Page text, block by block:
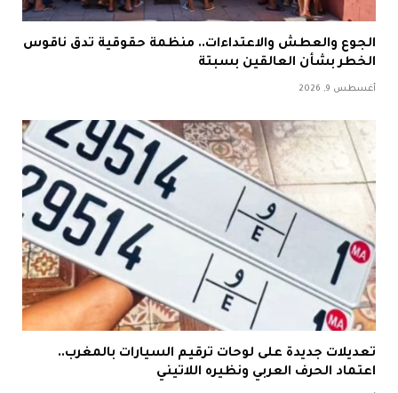
الجوع والعطش والاعتداءات.. منظمة حقوقية تدق ناقوس
الخطر بشأن العالقين بسبتة
أغسطس 9, 2026
تعديلات جديدة على لوحات ترقيم السيارات بالمغرب..
اعتماد الحرف العربي ونظيره اللاتيني